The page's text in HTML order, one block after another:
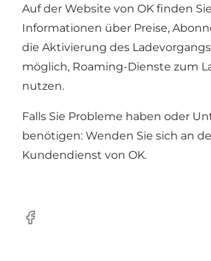
Auf der Website von OK finden
Informationen über Preise,
die Aktivierung des
möglich, Roaming-Dienste zum
nutzen.
Falls Sie Probleme haben oder
benötigen: Wenden Sie sich an
Kundendienst von OK.
Facebook